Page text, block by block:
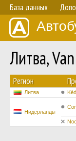
База данных
Литва,
Регион
Литва
Нидерланды